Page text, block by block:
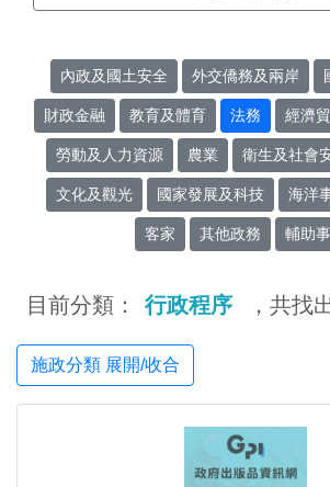
內政及國土安全 外交僑務及兩岸
財政金融 教育及體育 法務 經濟
勞動及人力資源 農業 衛生及社會
文化及觀光 國家發展及科技 海洋
客家 其他政務 輔助
目前分類： 行政程序 ，共找
施政分類 展開/收合